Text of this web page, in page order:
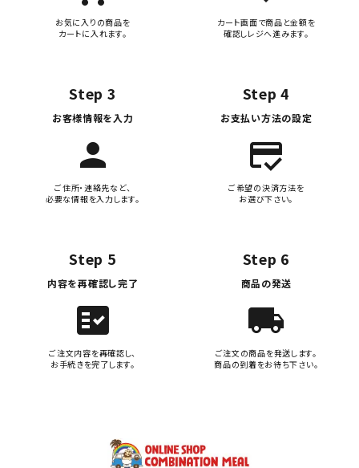
お気に入りの商品を
カートに入れます。
カート画面で商品と金額を
確認しレジへ進みます。
Step 3
お客様情報を入力
person
ご住所・連絡先など、
必要な情報を入力します。
Step 4
お支払い方法の設定
credit_score
ご希望の決済方法を
お選び下さい。
Step 5
内容を再確認し完了
fact_check
ご注文内容を再確認し、
お手続きを完了します。
Step 6
商品の発送
local_shipping
ご注文の商品を発送します。
商品の到着をお待ち下さい。